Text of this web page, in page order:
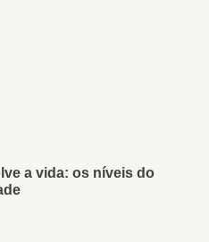
a vida: os níveis do